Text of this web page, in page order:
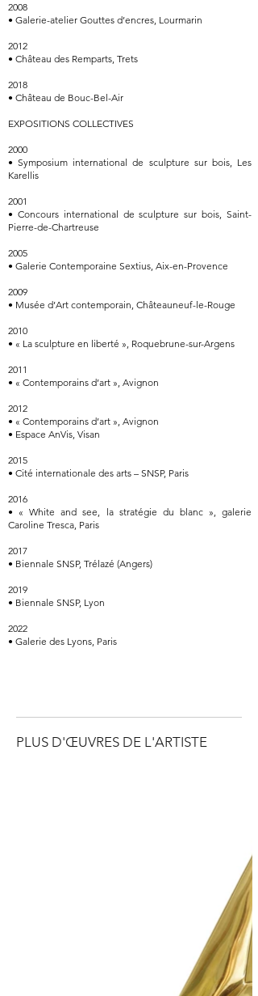
2008
• Galerie-atelier Gouttes d’encres, Lourmarin
2012
• Château des Remparts, Trets
2018
• Château de Bouc-Bel-Air
EXPOSITIONS COLLECTIVES
2000
• Symposium international de sculpture sur bois, Les
Karellis
2001
• Concours international de sculpture sur bois, Saint-
Pierre-de-Chartreuse
2005
• Galerie Contemporaine Sextius, Aix-en-Provence
2009
• Musée d’Art contemporain, Châteauneuf-le-Rouge
2010
• « La sculpture en liberté », Roquebrune-sur-Argens
2011
• « Contemporains d’art », Avignon
2012
• « Contemporains d’art », Avignon
• Espace AnVis, Visan
2015
• Cité internationale des arts – SNSP, Paris
2016
• « White and see, la stratégie du blanc », galerie
Caroline Tresca, Paris
2017
• Biennale SNSP, Trélazé (Angers)
2019
• Biennale SNSP, Lyon
2022
• Galerie des Lyons, Paris
PLUS D'ŒUVRES DE L'ARTISTE